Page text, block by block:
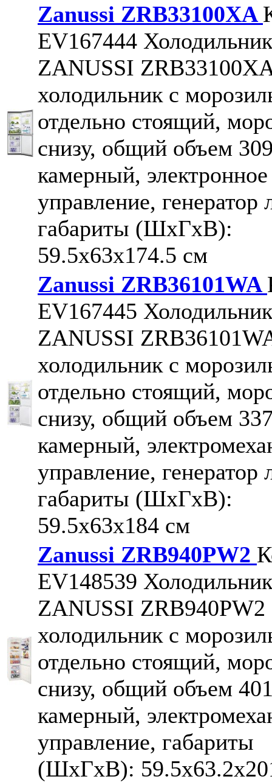
Zanussi ZRB33100XA
EV167444 Холодильник
ZANUSSI
холодильник с
отдельно стоящий,
снизу, общий объем
камерный, электронное
управление, генератор
габариты (ШxГxВ):
59.5x63x174.5 см
Zanussi ZRB36101WA
EV167445 Холодильник
ZANUSSI
холодильник с
отдельно стоящий,
снизу, общий объем
камерный,
управление, генератор
габариты (ШxГxВ):
59.5x63x184 см
Zanussi ZRB940PW2
EV148539 Холодильник
ZANUSSI ZRB940PW2
холодильник с
отдельно стоящий,
снизу, общий объем
камерный,
управление, габариты
(ШxГxВ):